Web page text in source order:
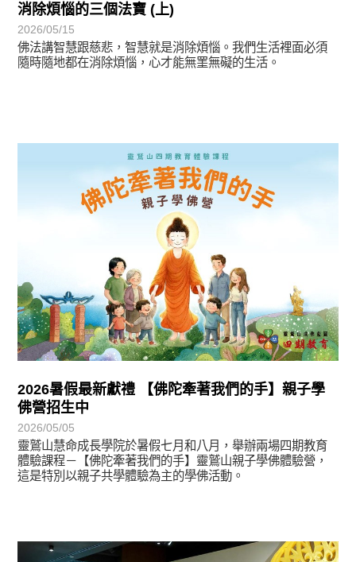
消除煩惱的三個法寶 (上)
2026/05/15
佛法講智慧跟慈悲，智慧就是消除煩惱。我們生活裡面必須
隨時隨地都在消除煩惱，心才能無罣無礙的生活。
2026暑假最新獻禮 【佛陀牽著我們的手】親子學
佛營招生中
2026/05/05
靈鷲山慧命成長學院於暑假七月和八月，舉辦兩場四期教育
體驗課程－【佛陀牽著我們的手】靈鷲山親子學佛體驗營，
這是特別以親子共學體驗為主的學佛活動。
學習分享